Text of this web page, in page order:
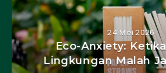
24 Mei 2026
Eco-Anxiety:
Lingkungan Malah